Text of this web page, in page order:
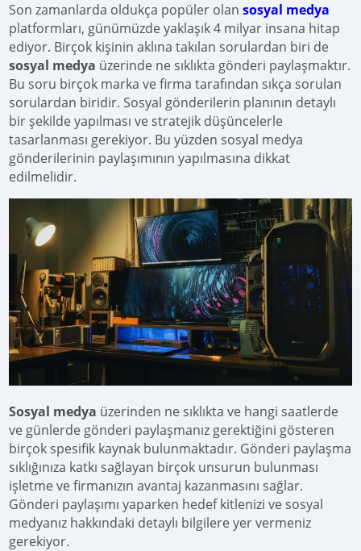
Son zamanlarda oldukça popüler olansosyal medya
platformları, günümüzde yaklaşık 4 milyar insana hitap
ediyor. Birçok kişinin aklına takılan sorulardan biri de
sosyal medya üzerinde ne sıklıkta gönderi paylaşmaktır.
Bu soru birçok marka ve firma tarafından sıkça sorulan
sorulardan biridir. Sosyal gönderilerin planının detaylı
bir şekilde yapılması ve stratejik düşüncelerle
tasarlanması gerekiyor. Bu yüzden sosyal medya
gönderilerinin paylaşımının yapılmasına dikkat
edilmelidir.
Sosyal medya üzerinden ne sıklıkta ve hangi saatlerde
ve günlerde gönderi paylaşmanız gerektiğini gösteren
birçok spesifik kaynak bulunmaktadır. Gönderi paylaşma
sıklığınıza katkı sağlayan birçok unsurun bulunması
işletme ve firmanızın avantaj kazanmasını sağlar.
Gönderi paylaşımı yaparken hedef kitlenizi ve sosyal
medyanız hakkındaki detaylı bilgilere yer vermeniz
gerekiyor.